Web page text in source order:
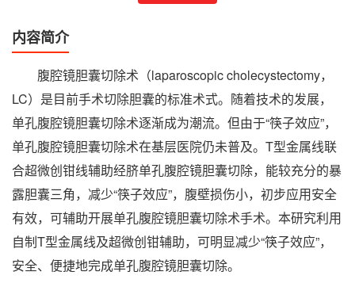
内容简介
腹腔镜胆囊切除术（laparoscopic cholecystectomy，
LC）是目前手术切除胆囊的标准术式。随着技术的发展，
单孔腹腔镜胆囊切除术逐渐成为潮流。但由于“筷子效应”，
单孔腹腔镜胆囊切除术在基层医院仍未普及。T型金属线联
合超微创钳线辅助经脐单孔腹腔镜胆囊切除，能较充分的暴
露胆囊三角，减少“筷子效应”，腹壁损伤小，初步应用安全
有效，可辅助开展单孔腹腔镜胆囊切除术手术。本研究利用
自制T型金属线及超微创钳辅助，可明显减少“筷子效应”，
安全、便捷地完成单孔腹腔镜胆囊切除。